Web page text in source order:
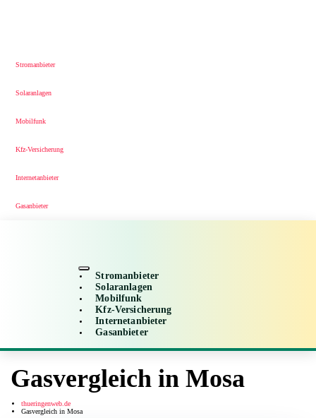
Stromanbieter
Solaranlagen
Mobilfunk
Kfz-Versicherung
Internetanbieter
Gasanbieter
Stromanbieter
Solaranlagen
Mobilfunk
Kfz-Versicherung
Internetanbieter
Gasanbieter
Gasvergleich in Mosa
thueringenweb.de
Gasvergleich in Mosa